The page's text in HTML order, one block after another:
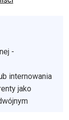
-
internowania
jako